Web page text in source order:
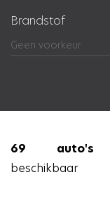
Brandstof
69 auto's
beschikbaar